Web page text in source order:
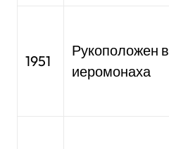
1951
Рукоположен в
иеромонаха